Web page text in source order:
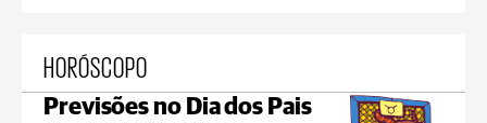
HORÓSCOPO
Previsões no Dia dos Pais